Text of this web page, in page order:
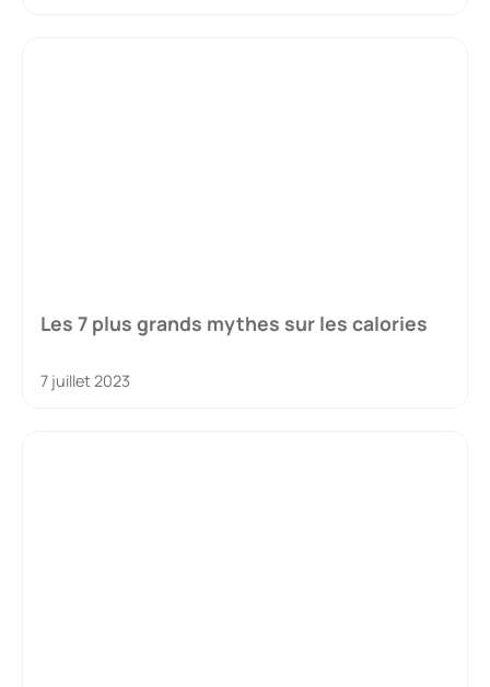
Les 7 plus grands mythes sur les calories
7 juillet 2023